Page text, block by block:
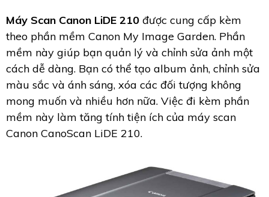
Máy Scan Canon LiDE 210 được cung cấp kèm
theo phần mềm Canon My Image Garden. Phần
mềm này giúp bạn quản lý và chỉnh sửa ảnh một
cách dễ dàng. Bạn có thể tạo album ảnh, chỉnh sửa
màu sắc và ánh sáng, xóa các đối tượng không
mong muốn và nhiều hơn nữa. Việc đi kèm phần
mềm này làm tăng tính tiện ích của máy scan
Canon CanoScan LiDE 210.